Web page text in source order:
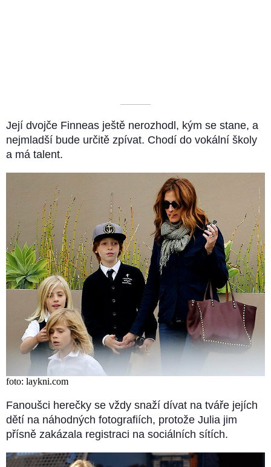
––––––––––
Její dvojče Finneas ještě nerozhodl, kým se stane, a
nejmladší bude určitě zpívat. Chodí do vokální školy
a má talent.
foto: laykni.com
Fanoušci herečky se vždy snaží dívat na tváře jejích
dětí na náhodných fotografiích, protože Julia jim
přísně zakázala registraci na sociálních sítích.